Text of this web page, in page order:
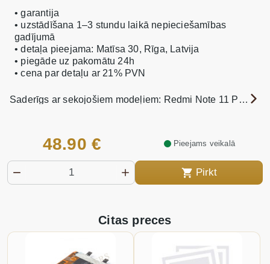
48.90 €
Pirkt
Pieejams veikalā
• garantija
• uzstādīšana 1–3 stundu laikā nepieciešamības
gadījumā
• detaļa pieejama: Matīsa 30, Rīga, Latvija
• piegāde uz pakomātu 24h
• cena par detaļu ar 21% PVN
Saderīgs ar sekojošiem modeļiem: Redmi Note 11 Pro 5G (2201116SG/TG), Redmi Note 12 Pro 4G (2209116AG, 220911AG)
Citas preces